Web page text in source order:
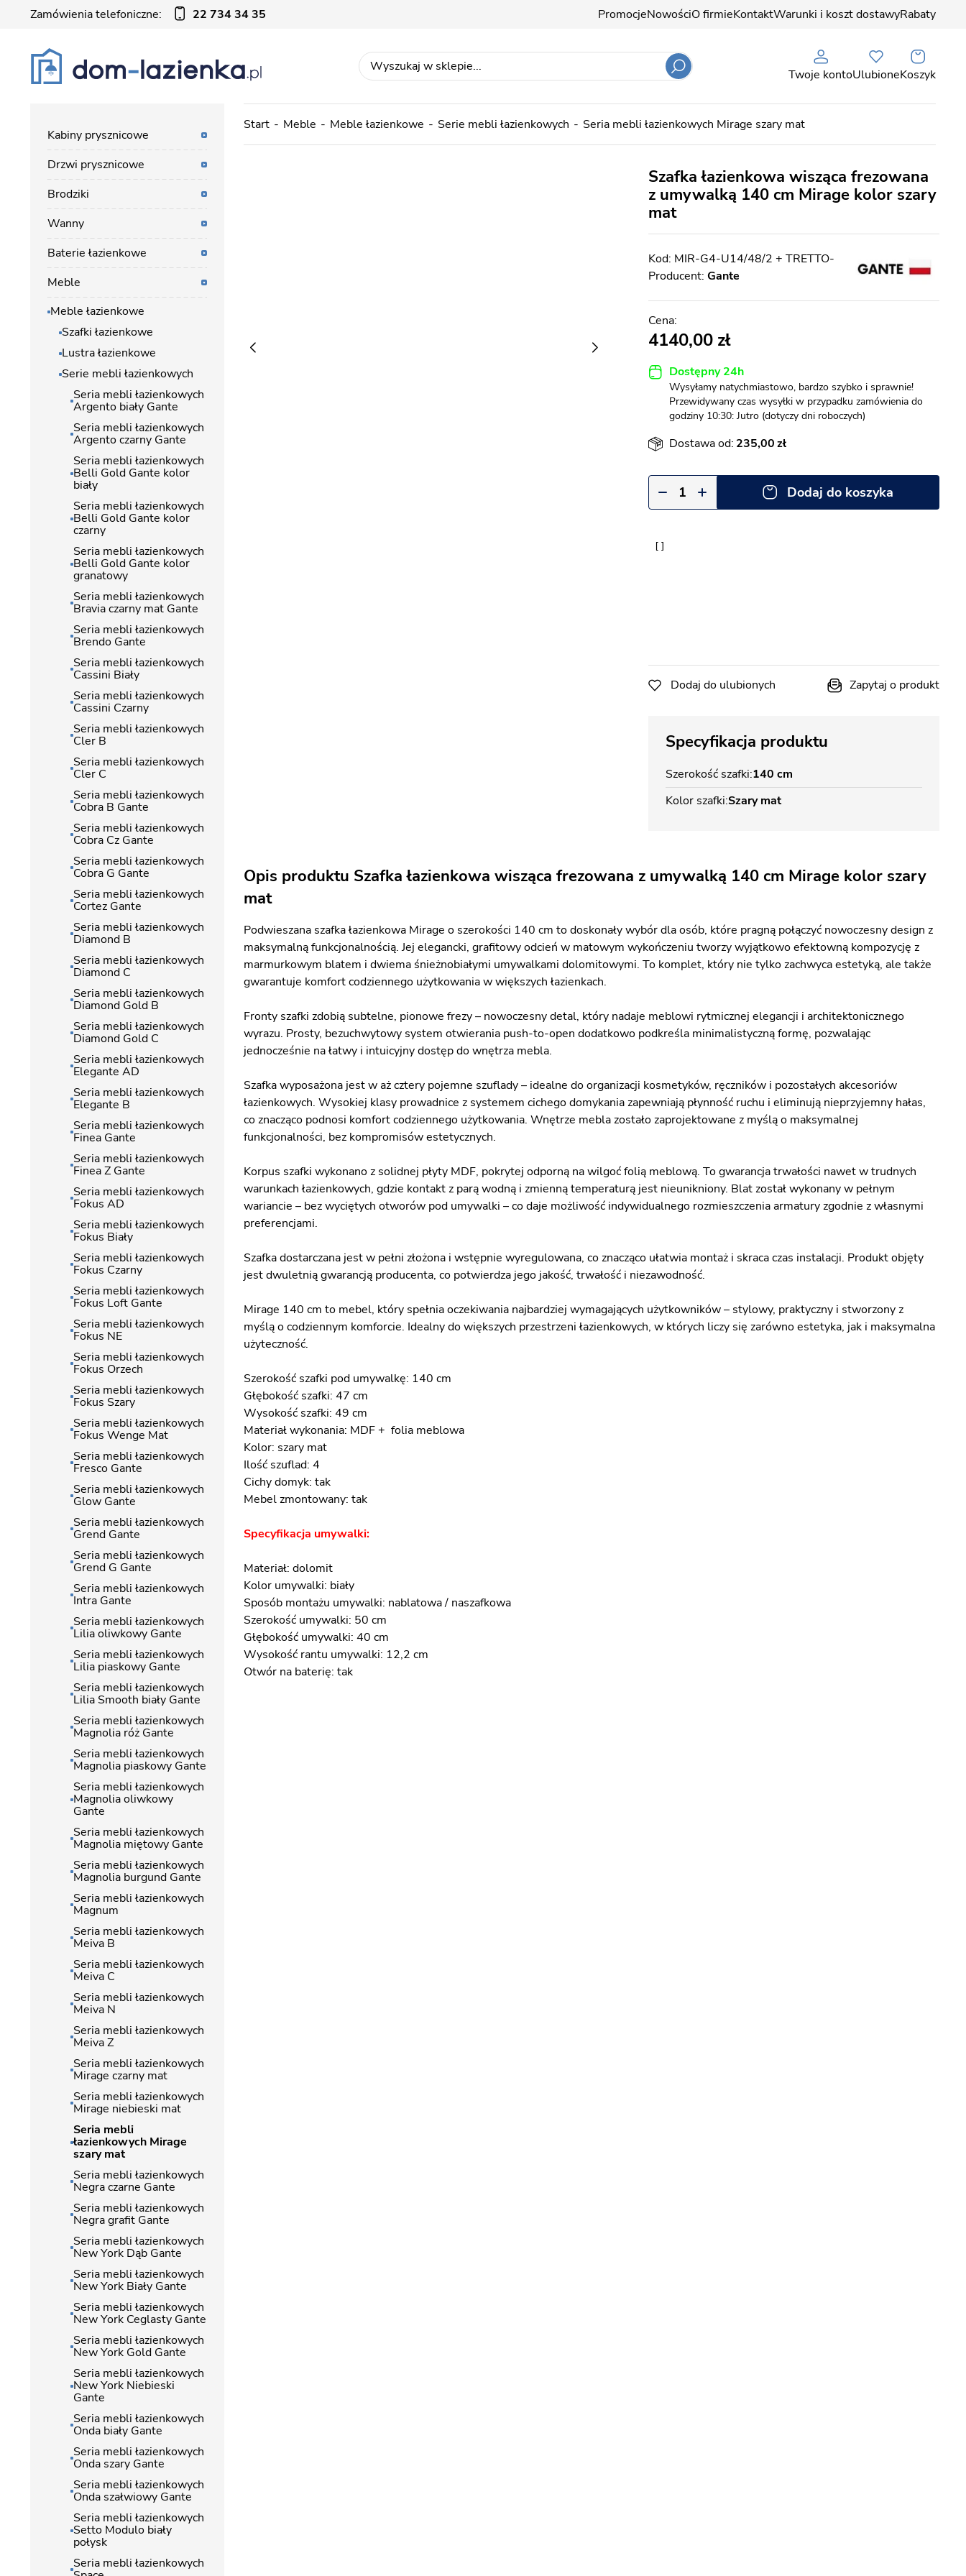
Zamówienia telefoniczne: 22 734 34 35 PromocjeNowościO firmieKontaktWarunki i koszt dostawyRabaty
Twoje kontoUlubioneKoszyk
Start Meble Meble łazienkowe Serie mebli łazienkowych Seria mebli łazienkowych Mirage szary mat
Szafka łazienkowa wisząca frezowana
z umywalką 140 cm Mirage kolor szary
mat
MIR-G4-U14/48/2 + TRETTO-
Producent: Gante
4140,00
Dostępny 24h
Wysyłamy natychmiastowo, bardzo szybko i sprawnie!
Przewidywany czas wysyłki w przypadku zamówienia do
godziny 10:30: Jutro (dotyczy dni roboczych)
Dostawa od: 235,00
Dodaj do koszyka
Dodaj do ulubionych Zapytaj o produkt
Specyfikacja produktu
Szerokość szafki 140 cm
Kolor szafki Szary mat
Opis produktu Szafka łazienkowa wisząca frezowana z umywalką 140 cm Mirage kolor szary
mat
Podwieszana szafka łazienkowa Mirage o szerokości 140 cm to doskonały wybór dla osób, które pragną połączyć nowoczesny design z
maksymalną funkcjonalnością. Jej elegancki, grafitowy odcień w matowym wykończeniu tworzy wyjątkowo efektowną kompozycję z
marmurkowym blatem i dwiema śnieżnobiałymi umywalkami dolomitowymi. To komplet, który nie tylko zachwyca estetyką, ale także
gwarantuje komfort codziennego użytkowania w większych łazienkach.
Fronty szafki zdobią subtelne, pionowe frezy – nowoczesny detal, który nadaje meblowi rytmicznej elegancji i architektonicznego
wyrazu. Prosty, bezuchwytowy system otwierania push-to-open dodatkowo podkreśla minimalistyczną formę, pozwalając
jednocześnie na łatwy i intuicyjny dostęp do wnętrza mebla.
Szafka wyposażona jest w aż cztery pojemne szuflady – idealne do organizacji kosmetyków, ręczników i pozostałych akcesoriów
łazienkowych. Wysokiej klasy prowadnice z systemem cichego domykania zapewniają płynność ruchu i eliminują nieprzyjemny hałas,
co znacząco podnosi komfort codziennego użytkowania. Wnętrze mebla zostało zaprojektowane z myślą o maksymalnej
funkcjonalności, bez kompromisów estetycznych.
Korpus szafki wykonano z solidnej płyty MDF, pokrytej odporną na wilgoć folią meblową. To gwarancja trwałości nawet w trudnych
warunkach łazienkowych, gdzie kontakt z parą wodną i zmienną temperaturą jest nieunikniony. Blat został wykonany w pełnym
wariancie – bez wyciętych otworów pod umywalki – co daje możliwość indywidualnego rozmieszczenia armatury zgodnie z własnymi
preferencjami.
Szafka dostarczana jest w pełni złożona i wstępnie wyregulowana, co znacząco ułatwia montaż i skraca czas instalacji. Produkt objęty
jest dwuletnią gwarancją producenta, co potwierdza jego jakość, trwałość i niezawodność.
Mirage 140 cm to mebel, który spełnia oczekiwania najbardziej wymagających użytkowników – stylowy, praktyczny i stworzony z
myślą o codziennym komforcie. Idealny do większych przestrzeni łazienkowych, w których liczy się zarówno estetyka, jak i maksymalna
użyteczność.
Szerokość szafki pod umywalkę: 140 cm
Głębokość szafki: 47 cm
Wysokość szafki: 49 cm
Materiał wykonania: MDF + folia meblowa
Kolor: szary mat
Ilość szuflad: 4
Cichy domyk: tak
Mebel zmontowany: tak
Specyfikacja umywalki:
Materiał: dolomit
Kolor umywalki: biały
Sposób montażu umywalki: nablatowa / naszafkowa
Szerokość umywalki: 50 cm
Głębokość umywalki: 40 cm
Wysokość rantu umywalki: 12,2 cm
Otwór na baterię: tak
Kabiny prysznicowe
Drzwi prysznicowe
Brodziki
Wanny
Baterie łazienkowe
Meble
Meble łazienkowe
Szafki łazienkowe
Lustra łazienkowe
Serie mebli łazienkowych
Seria mebli łazienkowych
Argento biały Gante
Seria mebli łazienkowych
Argento czarny Gante
Seria mebli łazienkowych
Belli Gold Gante kolor
biały
Seria mebli łazienkowych
Belli Gold Gante kolor
czarny
Seria mebli łazienkowych
Belli Gold Gante kolor
granatowy
Seria mebli łazienkowych
Bravia czarny mat Gante
Seria mebli łazienkowych
Brendo Gante
Seria mebli łazienkowych
Cassini Biały
Seria mebli łazienkowych
Cassini Czarny
Seria mebli łazienkowych
Cler B
Seria mebli łazienkowych
Cler C
Seria mebli łazienkowych
Cobra B Gante
Seria mebli łazienkowych
Cobra Cz Gante
Seria mebli łazienkowych
Cobra G Gante
Seria mebli łazienkowych
Cortez Gante
Seria mebli łazienkowych
Diamond B
Seria mebli łazienkowych
Diamond C
Seria mebli łazienkowych
Diamond Gold B
Seria mebli łazienkowych
Diamond Gold C
Seria mebli łazienkowych
Elegante AD
Seria mebli łazienkowych
Elegante B
Seria mebli łazienkowych
Finea Gante
Seria mebli łazienkowych
Finea Z Gante
Seria mebli łazienkowych
Fokus AD
Seria mebli łazienkowych
Fokus Biały
Seria mebli łazienkowych
Fokus Czarny
Seria mebli łazienkowych
Fokus Loft Gante
Seria mebli łazienkowych
Fokus NE
Seria mebli łazienkowych
Fokus Orzech
Seria mebli łazienkowych
Fokus Szary
Seria mebli łazienkowych
Fokus Wenge Mat
Seria mebli łazienkowych
Fresco Gante
Seria mebli łazienkowych
Glow Gante
Seria mebli łazienkowych
Grend Gante
Seria mebli łazienkowych
Grend G Gante
Seria mebli łazienkowych
Intra Gante
Seria mebli łazienkowych
Lilia oliwkowy Gante
Seria mebli łazienkowych
Lilia piaskowy Gante
Seria mebli łazienkowych
Lilia Smooth biały Gante
Seria mebli łazienkowych
Magnolia róż Gante
Seria mebli łazienkowych
Magnolia piaskowy Gante
Seria mebli łazienkowych
Magnolia oliwkowy
Gante
Seria mebli łazienkowych
Magnolia miętowy Gante
Seria mebli łazienkowych
Magnolia burgund Gante
Seria mebli łazienkowych
Magnum
Seria mebli łazienkowych
Meiva B
Seria mebli łazienkowych
Meiva C
Seria mebli łazienkowych
Meiva N
Seria mebli łazienkowych
Meiva Z
Seria mebli łazienkowych
Mirage czarny mat
Seria mebli łazienkowych
Mirage niebieski mat
Seria mebli
łazienkowych Mirage
szary mat
Seria mebli łazienkowych
Negra czarne Gante
Seria mebli łazienkowych
Negra grafit Gante
Seria mebli łazienkowych
New York Dąb Gante
Seria mebli łazienkowych
New York Biały Gante
Seria mebli łazienkowych
New York Ceglasty Gante
Seria mebli łazienkowych
New York Gold Gante
Seria mebli łazienkowych
New York Niebieski
Gante
Seria mebli łazienkowych
Onda biały Gante
Seria mebli łazienkowych
Onda szary Gante
Seria mebli łazienkowych
Onda szałwiowy Gante
Seria mebli łazienkowych
Setto Modulo biały
połysk
Seria mebli łazienkowych